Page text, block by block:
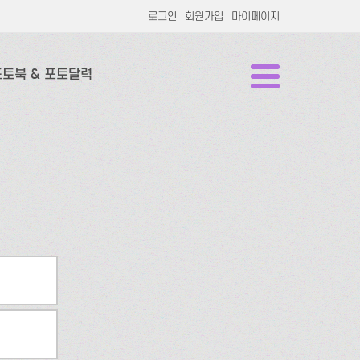
로그인 회원가입 마이페이지
북 & 포토달력